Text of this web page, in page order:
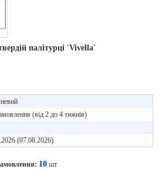
палітурці 'Vivella'
(від 2 до 4 тижнів)
(07.08.2026)
10 шт